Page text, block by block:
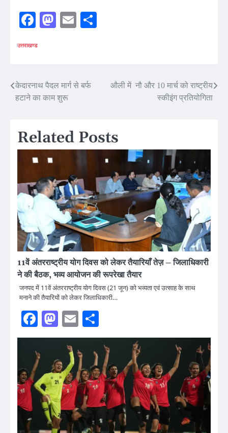
Facebook
Mastodon
Email
उत्तराखण्ड
Post
navigation
केदारनाथ पैदल मार्ग से बर्फ
हटाने का काम शुरू
औली में नौ और 10 मार्च को राष्ट्रीय
स्कीइंग प्रतियोगिता
Related Posts
11वें अंतरराष्ट्रीय योग दिवस को लेकर तैयारियाँ तेज़ – जिलाधिकारी
ने की बैठक, भव्य आयोजन की रूपरेखा तैयार
जनपद में 11वें अंतरराष्ट्रीय योग दिवस (21 जून) को भव्यता एवं उत्साह के साथ
मनाने की तैयारियों को लेकर जिलाधिकारी…
Facebook
Mastodon
Email